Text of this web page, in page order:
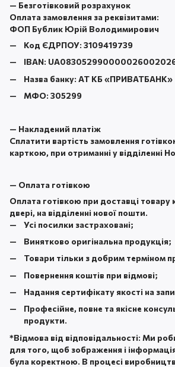
— Безготівковий розрахунок
Оплата замовлення за реквізитами:
ФОП Бублик Юрій Володимирович
Код ЄДРПОУ: 3109419739
IBAN:
Назва банку: АТ КБ «ПРИВАТБАНК»
МФО: 305299
— Накладений платіж
Сплатити вартість замовлення
карткою, при отриманні у відділенні
— Оплата готівкою
Оплата готівкою при доставці товару
двері, на відділенні нової пошти.
Усі посилки застраховані;
Винятково оригінальна продукція;
Товари тільки з добрим терміном
Повернення коштів при відмові;
Надання сертифікату якості на
Професійне, повне та якісне
продукти.
*Відмова від відповідальності: Ми
для того, щоб зображення і
була коректною. В процесі